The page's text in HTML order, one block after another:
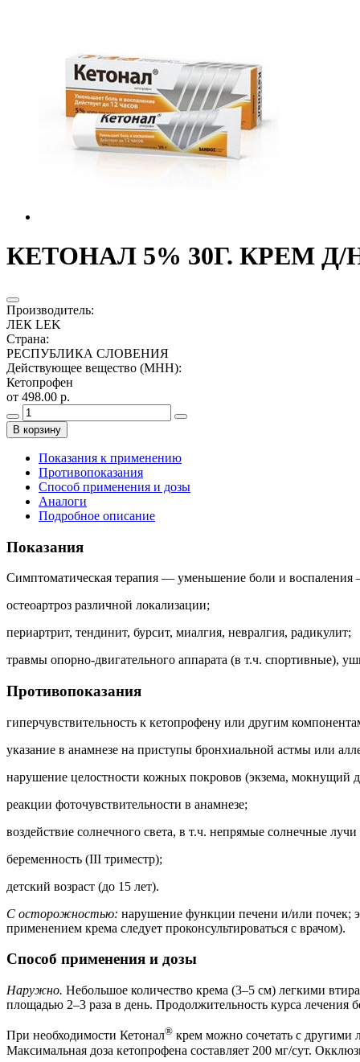
КЕТОНАЛ 5% 30Г. КРЕМ
Производитель:
ЛЕК LEK
Страна:
РЕСПУБЛИКА СЛОВЕНИЯ
Действующее вещество (МНН):
Кетопрофен
от 498.00 р.
В корзину
Показания к применению
Противопоказания
Способ применения и дозы
Аналоги
Подробное описание
Показания
Симптоматическая терапия — уменьшение боли и
остеоартроз различной локализации;
периартрит, тендинит, бурсит, миалгия, невралгия, радикулит;
травмы опорно-двигательного аппарата (в т.ч. спортивные),
Противопоказания
гиперчувствительность к кетопрофену или другим
указание в анамнезе на приступы бронхиальной астмы или
нарушение целостности кожных покровов (экзема, мокнущий
реакции фоточувствительности в анамнезе;
воздействие солнечного света, в т.ч. непрямые солнечные
беременность (III триместр);
детский возраст (до 15 лет).
С осторожностью: нарушение функции печени и/или почек;
применением крема следует проконсультироваться с врачом).
Способ применения и дозы
Наружно. Небольшое количество крема (3–5 см) легкими
площадью 2–3 раза в день. Продолжительность курса лечения
При необходимости Кетонал® крем можно сочетать с другими
Максимальная доза кетопрофена составляет 200 мг/сут.